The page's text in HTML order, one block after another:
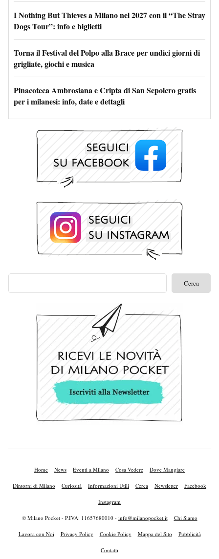
I Nothing But Thieves a Milano nel 2027 con il “The Stray
Dogs Tour”: info e biglietti
Torna il Festival del Polpo alla Brace per undici giorni di
grigliate, giochi e musica
Pinacoteca Ambrosiana e Cripta di San Sepolcro gratis
per i milanesi: info, date e dettagli
Home News Eventi a Milano Cosa Vedere Dove Mangiare
Dintorni di Milano Curiosità Informazioni Utili Cerca Newsletter Facebook
Instagram
© Milano Pocket - P.IVA: 11657680010 - info@milanopocket.it Chi Siamo
Lavora con Noi Privacy Policy Cookie Policy Mappa del Sito Pubblicità
Contatti